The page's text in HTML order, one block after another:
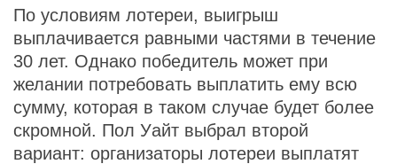
По условиям лотереи, выигрыш
выплачивается равными частями в течение
30 лет. Однако победитель может при
желании потребовать выплатить ему всю
сумму, которая в таком случае будет более
скромной. Пол Уайт выбрал второй
вариант: организаторы лотереи выплатят